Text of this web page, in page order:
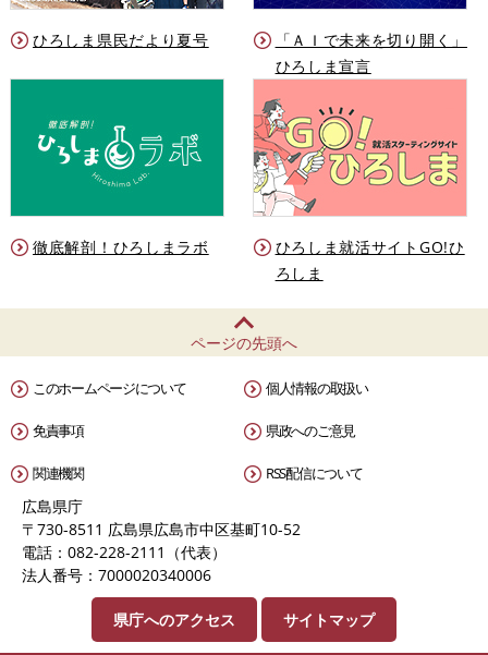
ひろしま県民だより夏号
「ＡＩで未来を切り開く」
ひろしま宣言
徹底解剖！ひろしまラボ
ひろしま就活サイトGO!ひ
ろしま
ページの先頭へ
このホームページについて 個人情報の取扱い
免責事項 県政へのご意見
関連機関 RSS配信について
広島県庁
〒730-8511 広島県広島市中区基町10-52
電話：082-228-2111（代表）
法人番号：7000020340006
県庁へのアクセス サイトマップ